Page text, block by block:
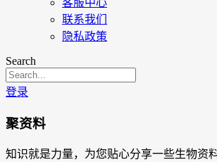
客服中心
联系我们
隐私政策
Search
登录
聚资料
知识就是力量，为您贴心分享一些生物资